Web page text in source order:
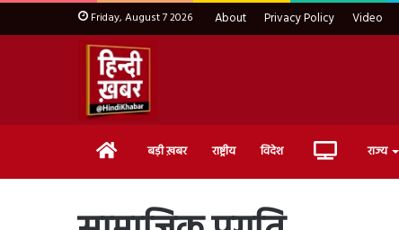
Friday, August 7 2026 About Privacy Policy Video
Home बड़ी ख़बर राष्ट्रीय विदेश Live राज्य